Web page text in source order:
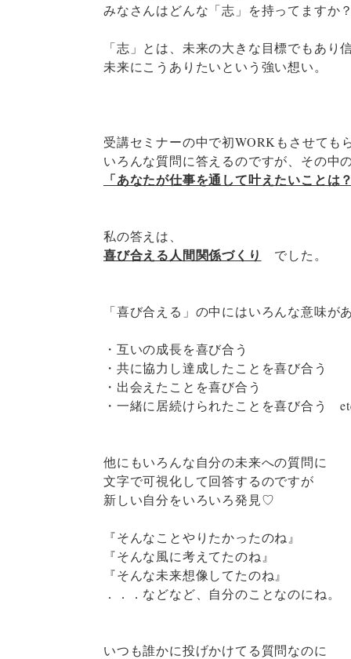
みなさんはどんな「志」を持ってますか？
「志」とは、未来の大きな目標でもあり
未来にこうありたいという強い想い。
受講セミナーの中で初WORKもさせても
いろんな質問に答えるのですが、その中
「あなたが仕事を通して叶えたいことは？
私の答えは、
喜び合える人間関係づくり でした。
「喜び合える」の中にはいろんな意味が
・互いの成長を喜び合う
・共に協力し達成したことを喜び合う
・出会えたことを喜び合う
・一緒に居続けられたことを喜び合う
他にもいろんな自分の未来への質問に
文字で可視化して回答するのですが
新しい自分をいろいろ発見♡
『そんなことやりたかったのね』
『そんな風に考えてたのね』
『そんな未来想像してたのね』
．．．などなど、自分のことなのにね。
いつも誰かに投げかけてる質問なのに